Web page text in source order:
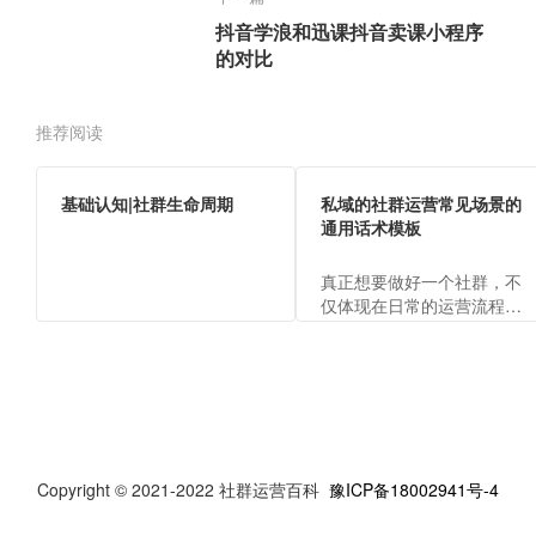
抖音学浪和迅课抖音卖课小程序
的对比
推荐阅读
基础认知|社群生命周期
私域的社群运营常见场景的
通用话术模板
真正想要做好一个社群，不
仅体现在日常的运营流程
Copyright © 2021-2022 社群运营百科 豫ICP备18002941号-4